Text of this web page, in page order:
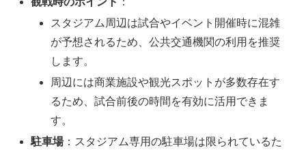
スタジアム周辺は試合やイベント開催時に混雑
が予想されるため、公共交通機関の利用を推奨
します。
周辺には商業施設や観光スポットが多数存在す
るため、試合前後の時間を有効に活用できま
す。
駐車場：スタジアム専用の駐車場は限られているた